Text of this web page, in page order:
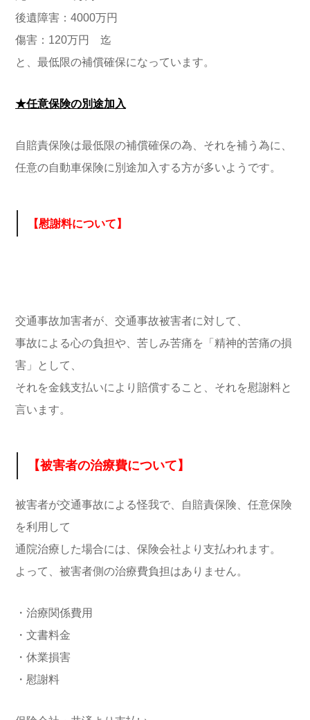
後遺障害：4000万円
傷害：120万円 迄
と、最低限の補償確保になっています。
★任意保険の別途加入
自賠責保険は最低限の補償確保の為、それを補う為に、
任意の自動車保険に別途加入する方が多いようです。
【慰謝料について】
交通事故加害者が、交通事故被害者に対して、
事故による心の負担や、苦しみ苦痛を「精神的苦痛の損
害」として、
それを金銭支払いにより賠償すること、それを慰謝料と
言います。
【被害者の治療費について】
被害者が交通事故による怪我で、自賠責保険、任意保険
を利用して
通院治療した場合には、保険会社より支払われます。
よって、被害者側の治療費負担はありません。
・治療関係費用
・文書料金
・休業損害
・慰謝料